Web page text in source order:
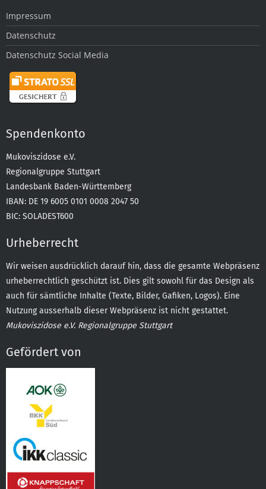
Impressum
Datenschutz
Datenschutz Social Media
Spendenkonto
Mukoviszidose e.V.
Regionalgruppe Stuttgart
Landesbank Baden-Württemberg
IBAN: DE 19 6005 0101 0008 2047 50
BIC: SOLADEST600
Urheberrecht
Wir weisen ausdrücklich darauf hin, dass die gesamte Webpräsenz
urheberrechtlich geschützt ist. Dies gilt sowohl für das Design als
auch für sämtliche Inhalte (Texte, Bilder, Gafiken, Logos). Eine
Nutzung ausserhalb dieser Webpräsenz ist nicht gestattet.
Mukoviszidose e.V. Regionalgruppe Stuttgart
Gefördert von